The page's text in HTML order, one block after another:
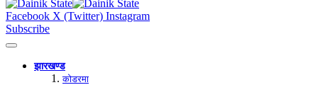
Facebook X (Twitter) Instagram
Subscribe
झारखण्ड
कोडरमा